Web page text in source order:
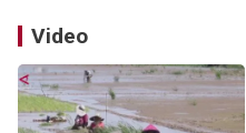
Video